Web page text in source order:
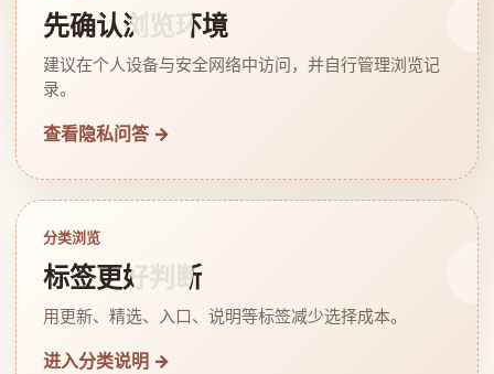
先确认浏览环境
建议在个人设备与安全网络中访问，并自行管理浏览记
录。
查看隐私问答 →
分类浏览
标签更好判断
用更新、精选、入口、说明等标签减少选择成本。
进入分类说明 →